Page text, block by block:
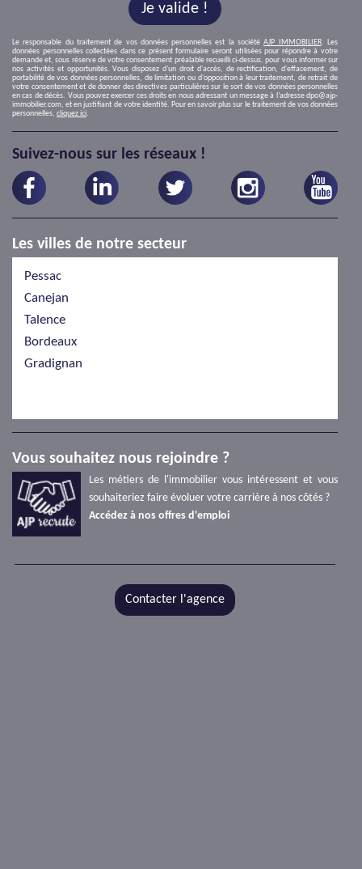
Je valide !
Le responsable du traitement de vos données personnelles est la sociétéAJP IMMOBILIER. Les
données personnelles collectées dans ce présent formulaire seront utilisées pour répondre à votre
demande et, sous réserve de votre consentement préalable recueilli ci-dessus, pour vous informer sur
nos activités et opportunités. Vous disposez d'un droit d'accès, de rectification, d'effacement, de
portabilité de vos données personnelles, de limitation ou d'opposition à leur traitement, de retrait de
votre consentement et de donner des directives particulières sur le sort de vos données personnelles
en cas de décès. Vous pouvez exercer ces droits en nous adressant un message à l’adresse dpo@ajp-
immobilier.com, et en justifiant de votre identité. Pour en savoir plus sur le traitement de vos données
personnelles, cliquez ici.
Suivez-nous sur les réseaux !
Les villes de notre secteur
Pessac
Canejan
Talence
Bordeaux
Gradignan
Vous souhaitez nous rejoindre ?
Les métiers de l'immobilier vous intéressent et vous
souhaiteriez faire évoluer votre carrière à nos côtés ?
Accédez à nos offres d'emploi
Contacter l'agence